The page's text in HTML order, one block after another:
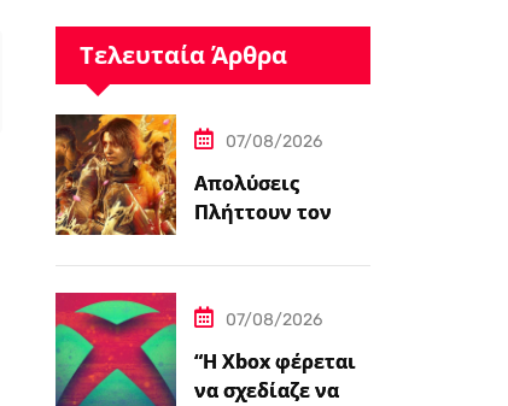
Τελευταία Άρθρα
07/08/2026
Απολύσεις
Πλήττουν τον
Crossfire, That’s
No Moon
07/08/2026
“Η Xbox φέρεται
να σχεδίαζε να